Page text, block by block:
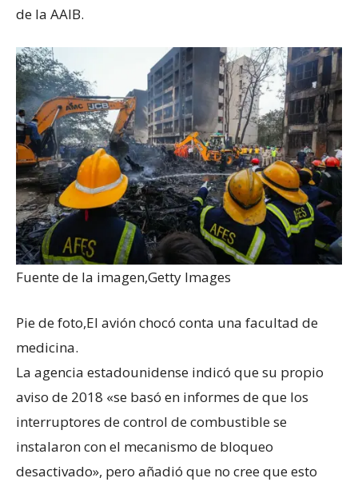
de la AAIB.
Fuente de la imagen,Getty Images
Pie de foto,El avión chocó conta una facultad de
medicina.
La agencia estadounidense indicó que su propio
aviso de 2018 «se basó en informes de que los
interruptores de control de combustible se
instalaron con el mecanismo de bloqueo
desactivado», pero añadió que no cree que esto